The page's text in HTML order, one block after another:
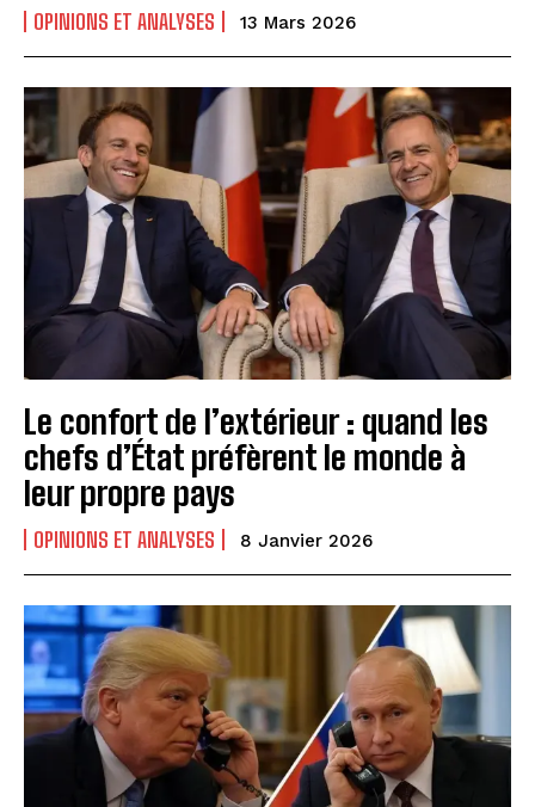
OPINIONS ET ANALYSES 13 Mars 2026
Le confort de l’extérieur : quand les
chefs d’État préfèrent le monde à
leur propre pays
OPINIONS ET ANALYSES 8 Janvier 2026